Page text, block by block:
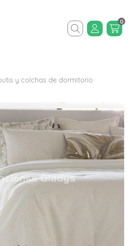
Buscar
0
y colchas de dormitorio